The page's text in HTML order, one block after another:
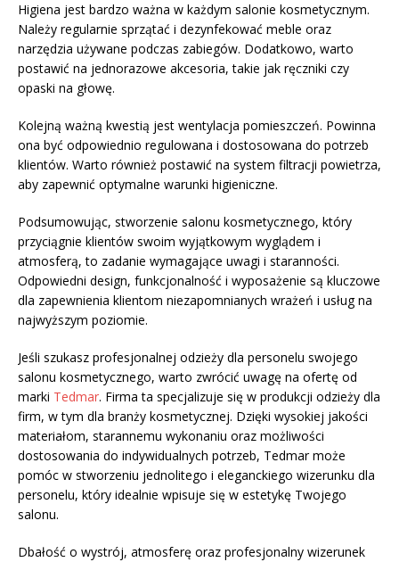
Higiena jest bardzo ważna w każdym salonie kosmetycznym.
Należy regularnie sprzątać i dezynfekować meble oraz
narzędzia używane podczas zabiegów. Dodatkowo, warto
postawić na jednorazowe akcesoria, takie jak ręczniki czy
opaski na głowę.
Kolejną ważną kwestią jest wentylacja pomieszczeń. Powinna
ona być odpowiednio regulowana i dostosowana do potrzeb
klientów. Warto również postawić na system filtracji powietrza,
aby zapewnić optymalne warunki higieniczne.
Podsumowując, stworzenie salonu kosmetycznego, który
przyciągnie klientów swoim wyjątkowym wyglądem i
atmosferą, to zadanie wymagające uwagi i staranności.
Odpowiedni design, funkcjonalność i wyposażenie są kluczowe
dla zapewnienia klientom niezapomnianych wrażeń i usług na
najwyższym poziomie.
Jeśli szukasz profesjonalnej odzieży dla personelu swojego
salonu kosmetycznego, warto zwrócić uwagę na ofertę od
marki Tedmar. Firma ta specjalizuje się w produkcji odzieży dla
firm, w tym dla branży kosmetycznej. Dzięki wysokiej jakości
materiałom, starannemu wykonaniu oraz możliwości
dostosowania do indywidualnych potrzeb, Tedmar może
pomóc w stworzeniu jednolitego i eleganckiego wizerunku dla
personelu, który idealnie wpisuje się w estetykę Twojego
salonu.
Dbałość o wystrój, atmosferę oraz profesjonalny wizerunek